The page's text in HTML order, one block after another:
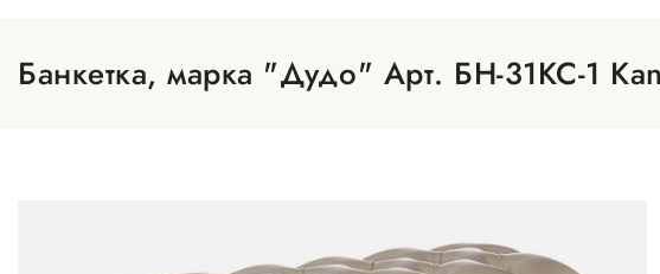
Банкетка, марка "Дудо" Арт. БН-31КС-1